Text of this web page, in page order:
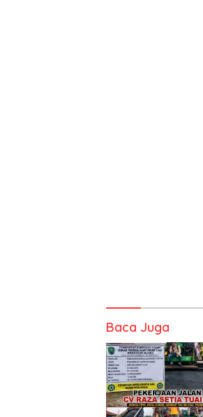
Baca Juga